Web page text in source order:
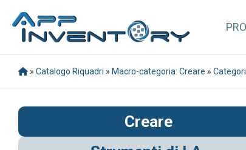
» Catalogo Riquadri » Macro-categoria: Creare »
Creare